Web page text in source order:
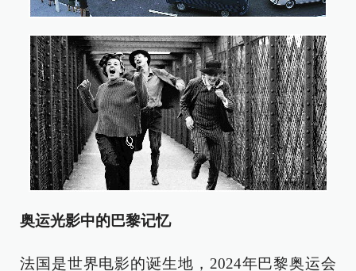
奥运光影中的巴黎记忆
法国是世界电影的诞生地，2024年巴黎奥运会